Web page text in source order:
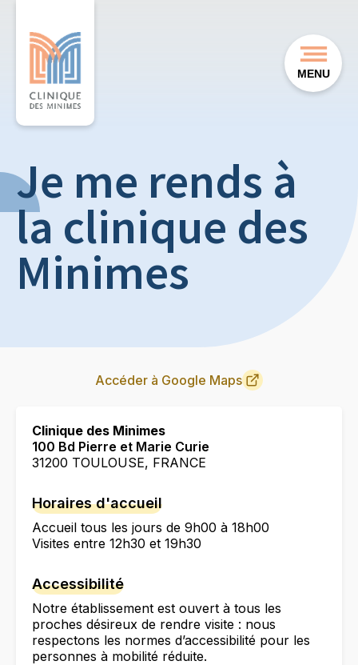
MENU
Je me rends à
la clinique des
Minimes
Clinique des Minimes
100 Bd Pierre et Marie Curie
31200 TOULOUSE, FRANCE
Horaires d'accueil
Accueil tous les jours de 9h00 à 18h00
Visites entre 12h30 et 19h30
Accessibilité
Notre établissement est ouvert à tous les
proches désireux de rendre visite : nous
respectons les normes d’accessibilité pour les
personnes à mobilité réduite.
Accéder à Google Maps